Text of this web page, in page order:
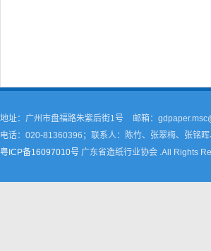
地址：广州市盘福路朱紫后街1号
邮箱：
电话：020-81360396；联系人：陈竹、张翠梅、张铭
粤ICP备16097010号 广东省造纸行业协会 .All Rights